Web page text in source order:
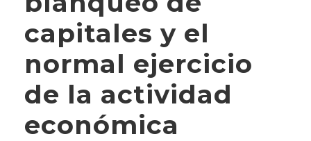
capitales y el
normal ejercicio
de la actividad
económica